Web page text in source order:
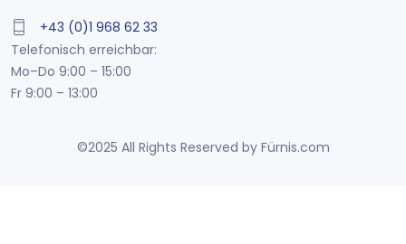
+43 (0)1 968 62 33
Telefonisch erreichbar:
Mo–Do 9:00 – 15:00
Fr 9:00 – 13:00
©2025 All Rights Reserved by Fürnis.com